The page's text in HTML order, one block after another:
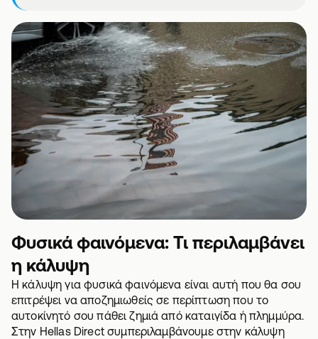
Φυσικά φαινόμενα: Τι περιλαμβάνει
η κάλυψη
Η κάλυψη για φυσικά φαινόμενα είναι αυτή που θα σου
επιτρέψει να αποζημιωθείς σε περίπτωση που το
αυτοκίνητό σου πάθει ζημιά από καταιγίδα ή πλημμύρα.
Στην Hellas Direct συμπεριλαμβάνουμε στην κάλυψη